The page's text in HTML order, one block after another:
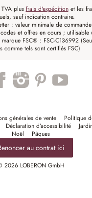
plus frais d'expéditionet les
sauf indication contraire.
: valeur minimale de
et offres en cours ; utilisable
FSC® : FSC-C136992
comme tels sont certifiés FSC)
générales de vente
Politique
Déclaration d’accessibilité
Noël
Pâques
au contrat ici
2026 LOBERON GmbH